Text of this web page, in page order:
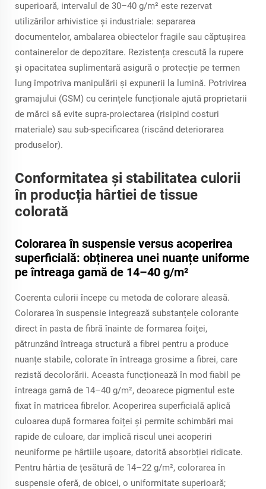
superioară, intervalul de 30–40 g/m² este rezervat
utilizărilor arhivistice și industriale: separarea
documentelor, ambalarea obiectelor fragile sau căptușirea
containerelor de depozitare. Rezistența crescută la rupere
și opacitatea suplimentară asigură o protecție pe termen
lung împotriva manipulării și expunerii la lumină. Potrivirea
gramajului (GSM) cu cerințele funcționale ajută proprietarii
de mărci să evite supra-proiectarea (risipind costuri
materiale) sau sub-specificarea (riscând deteriorarea
produselor).
Conformitatea și stabilitatea culorii
în producția hârtiei de tissue
colorată
Colorarea în suspensie versus acoperirea
superficială: obținerea unei nuanțe uniforme
pe întreaga gamă de 14–40 g/m²
Coerenta culorii începe cu metoda de colorare aleasă.
Colorarea în suspensie integrează substanțele colorante
direct în pasta de fibră înainte de formarea foiței,
pătrunzând întreaga structură a fibrei pentru a produce
nuanțe stabile, colorate în întreaga grosime a fibrei, care
rezistă decolorării. Aceasta funcționează în mod fiabil pe
întreaga gamă de 14–40 g/m², deoarece pigmentul este
fixat în matricea fibrelor. Acoperirea superficială aplică
culoarea după formarea foiței și permite schimbări mai
rapide de culoare, dar implică riscul unei acoperiri
neuniforme pe hârtiile ușoare, datorită absorbției ridicate.
Pentru hârtia de țesătură de 14–22 g/m², colorarea în
suspensie oferă, de obicei, o uniformitate superioară;